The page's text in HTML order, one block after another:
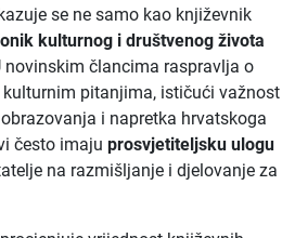
se ne samo kao književnik
kulturnog i društvenog života
novinskim člancima raspravlja o
pitanjima, ističući važnost
i napretka hrvatskoga
često imaju prosvjetiteljsku ulogu
na razmišljanje i djelovanje za